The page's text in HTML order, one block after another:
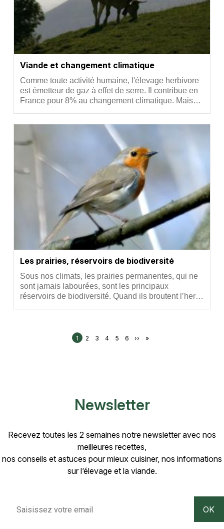
Viande et changement climatique
Résumé
Comme toute activité humaine, l'élevage herbivore
est émetteur de gaz à effet de serre. Il contribue en
France pour 8% au changement climatique. Mais…
Les prairies, réservoirs de biodiversité
Résumé
Sous nos climats, les prairies permanentes, qui ne
sont jamais labourées, sont les principaux
réservoirs de biodiversité. Quand ils broutent l’her…
Page
1 Page
2 Page
3 Page
4 Page
5 Page
6 Page suivante
›› Dernière page
»
Newsletter
Recevez toutes les 2 semaines notre newsletter avec nos
meilleures recettes,
nos conseils et astuces pour mieux cuisiner, nos informations
sur l’élevage et la viande.